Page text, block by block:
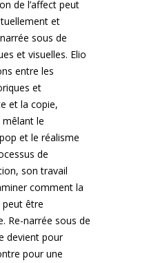
de l’affect peut
et
sous de
et visuelles. Elio
entre les
et
et la copie,
mêlant le
et le réalisme
de
son travail
comment la
peut être
Re-narrée sous de
devient pour
pour une